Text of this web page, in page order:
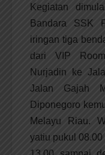
Kegiatan
Bandara SSK
iringan tiga
dari VIP
Nurjadin ke
Jalan Gajah
Diponegoro
Melayu Riau.
yatiu pukul